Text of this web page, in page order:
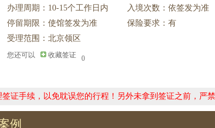
办理周期：10-15个工作日内
入境次数：依签发为准
停留期限：使馆签发为准
保险要求：有
受理范围：北京领区
您还可以 收藏签证 0
证手续，以免耽误您的行程！另外未拿到签证之前，严
例